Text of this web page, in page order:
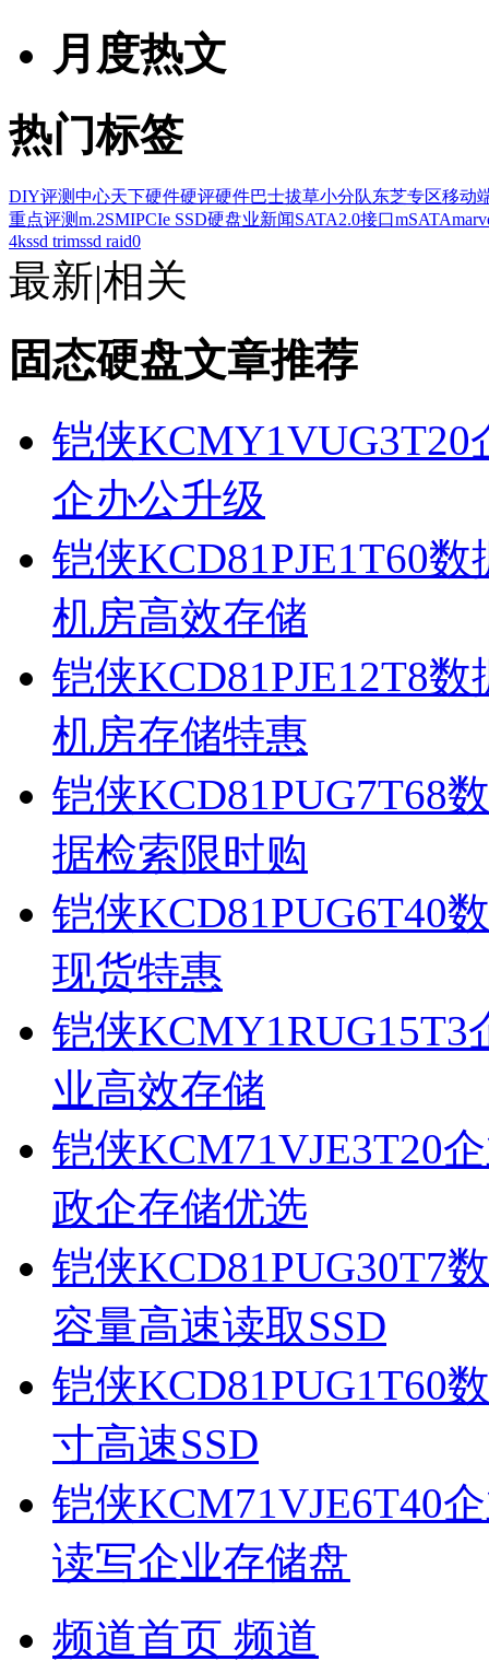
月度热文
热门标签
DIY评测中心天下硬件硬评硬件巴士拔草小分队东芝专区移动
重点评测m.2SMIPCIe SSD硬盘业新闻SATA2.0接口mSATA
4kssd trimssd raid0
最新|相关
固态硬盘文章推荐
铠侠
企办公升级
铠侠KCD81PJE1T60
机房高效存储
铠侠KCD81PJE12T8
机房存储特惠
铠侠KCD81PUG7T68
据检索限时购
铠侠KCD81PUG6T40
现货特惠
铠侠KCMY1RUG15T3
业高效存储
铠侠KCM71VJE3T20
政企存储优选
铠侠KCD81PUG30T7
容量高速读取SSD
铠侠KCD81PUG1T60
寸高速SSD
铠侠KCM71VJE6T40
读写企业存储盘
频道首页 频道